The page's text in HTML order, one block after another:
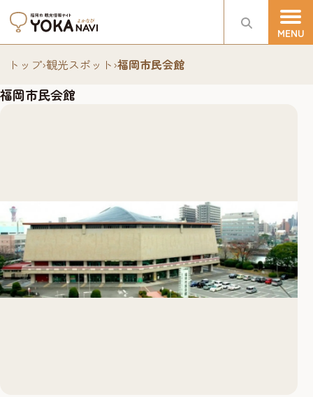
トップ›観光スポット›福岡市民会館
福岡市民会館